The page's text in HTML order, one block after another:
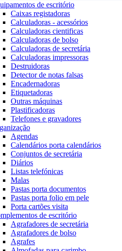
de escritório
Caixas registadoras
Calculadoras - acessórios
Calculadoras cientificas
Calculadoras de bolso
Calculadoras de secretária
Calculadoras impressoras
Destruidoras
Detector de notas falsas
Encadernadoras
Etiquetadoras
Outras máquinas
Plastificadoras
Telefones e gravadores
Agendas
Calendários porta calendários
Conjuntos de secretária
Diários
Listas telefónicas
Malas
Pastas porta documentos
Pastas porta folio em pele
Porta cartões visita
de escritório
Agrafadores de secretária
Agrafadores de bolso
Agrafes